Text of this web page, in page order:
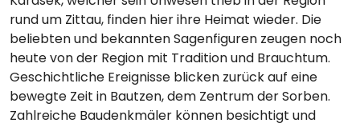
rund um Zittau, finden hier ihre Heimat wieder. Die
beliebten und bekannten Sagenfiguren zeugen noch
heute von der Region mit Tradition und Brauchtum.
Geschichtliche Ereignisse blicken zurück auf eine
bewegte Zeit in Bautzen, dem Zentrum der Sorben.
Zahlreiche Baudenkmäler können besichtigt und